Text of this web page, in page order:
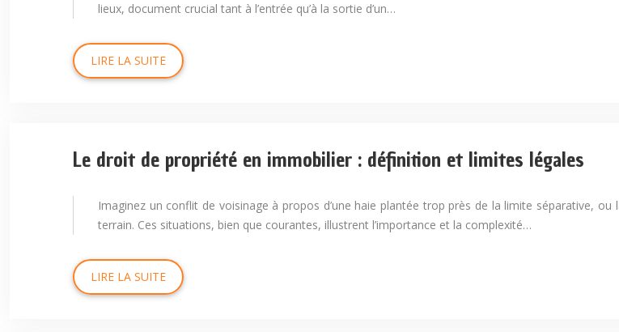
lieux, document crucial tant à l’entrée qu’à la sortie d’un…
LIRE LA SUITE
Le droit de propriété en immobilier : définition et limites légales
Imaginez un conflit de voisinage à propos d’une haie plantée trop près de la limite séparative, ou
terrain. Ces situations, bien que courantes, illustrent l’importance et la complexité…
LIRE LA SUITE